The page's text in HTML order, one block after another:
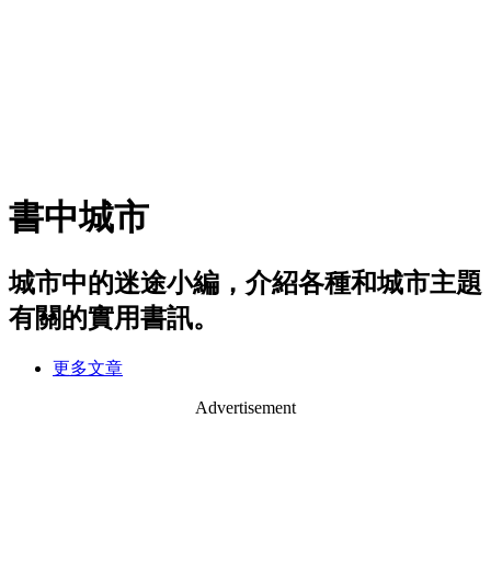
書中城市
城市中的迷途小編，介紹各種和城市主題
有關的實用書訊。
更多文章
Advertisement